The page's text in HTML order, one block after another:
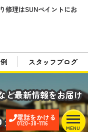
電話をかける
0120-38-1116
MENU
修理はSUNペイントにお
スタッフブログ
ど最新情報をお届け
グ